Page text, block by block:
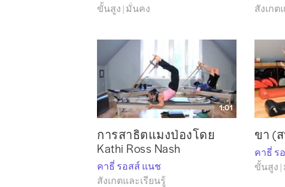
The
การย
ปัจจุบัน
เธอได้
สอน
รับรอ
โปรแ
ขั้นสูง | มั่นคง
สังเกต
1:01
การสาธิตแมงป่องโดย
Kathi Ross Nash
คาธี่ รอสส์ แนช
สังเกตและเรียนรู้
ขา (
คาธี่ ร
ขั้นสูง |